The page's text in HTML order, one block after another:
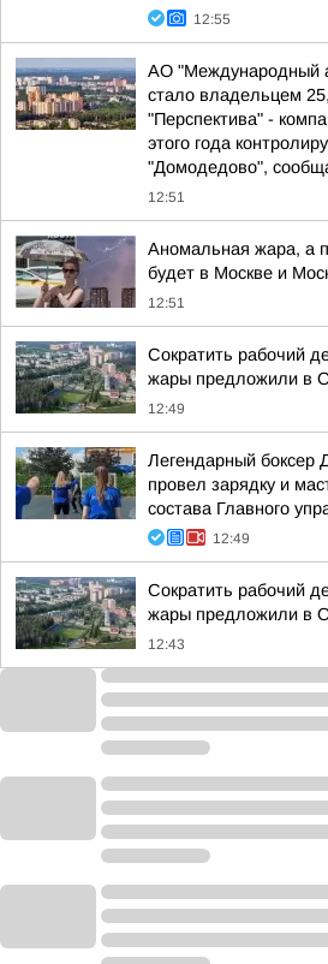
12:55
АО "Международный
стало владельцем
"Перспектива" -
этого года
"Домодедово",
12:51
Аномальная жара, а
будет в Москве и
12:51
Сократить рабочий
жары предложили в
12:49
Легендарный боксер
провел зарядку и
состава Главного
12:49
Сократить рабочий
жары предложили в
12:43